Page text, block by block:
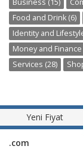
Business (15)
Food and Drink (6)
Identity and
Money and Finance
Services (28)
Yeni Fiyat
.com